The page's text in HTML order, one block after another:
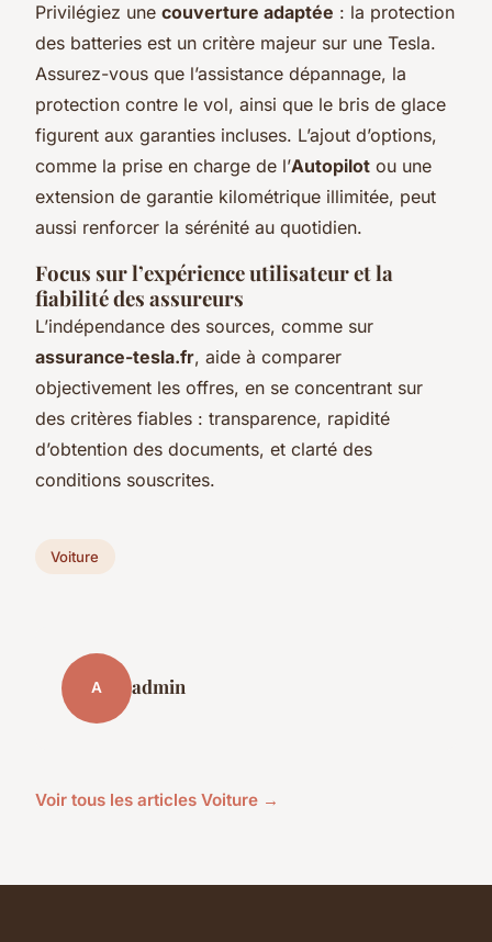
Privilégiez une couverture adaptée : la protection
des batteries est un critère majeur sur une Tesla.
Assurez-vous que l’assistance dépannage, la
protection contre le vol, ainsi que le bris de glace
figurent aux garanties incluses. L’ajout d’options,
comme la prise en charge de l’Autopilot ou une
extension de garantie kilométrique illimitée, peut
aussi renforcer la sérénité au quotidien.
Focus sur l’expérience utilisateur et la
fiabilité des assureurs
L’indépendance des sources, comme sur
assurance-tesla.fr, aide à comparer
objectivement les offres, en se concentrant sur
des critères fiables : transparence, rapidité
d’obtention des documents, et clarté des
conditions souscrites.
Voiture
A admin
Voir tous les articles Voiture →